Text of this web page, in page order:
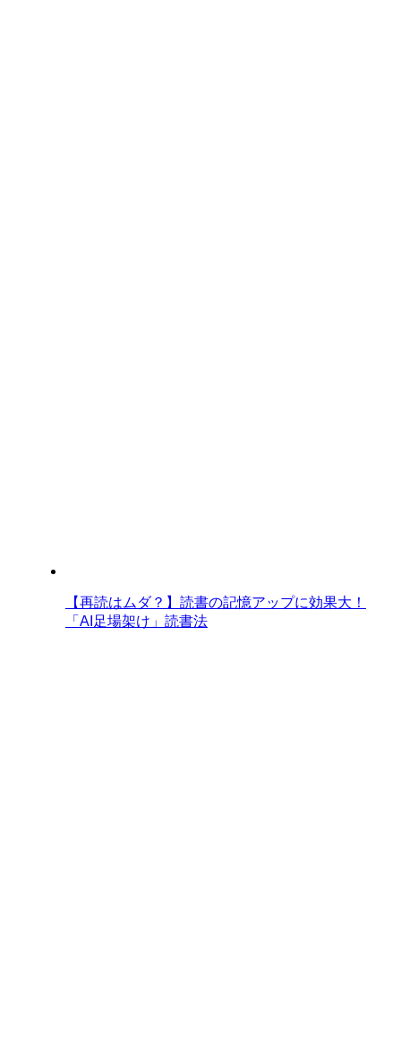
【再読はムダ？】読書の記憶アップに効果大！
「AI足場架け」読書法